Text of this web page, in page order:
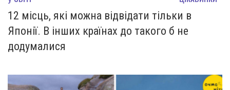
12 місць, які можна відвідати тільки в
Японії. В інших країнах до такого б не
додумалися